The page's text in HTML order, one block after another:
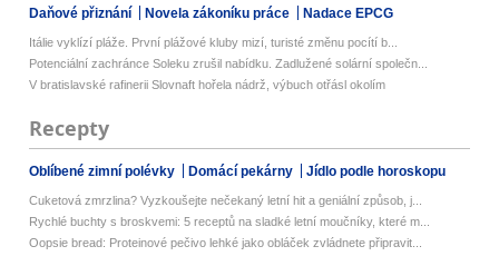
Daňové přiznání Novela zákoníku práce Nadace EPCG
Itálie vyklízí pláže. První plážové kluby mizí, turisté změnu pocítí b...
Potenciální zachránce Soleku zrušil nabídku. Zadlužené solární společn...
V bratislavské rafinerii Slovnaft hořela nádrž, výbuch otřásl okolím
Recepty
Oblíbené zimní polévky Domácí pekárny Jídlo podle horoskopu
Cuketová zmrzlina? Vyzkoušejte nečekaný letní hit a geniální způsob, j...
Rychlé buchty s broskvemi: 5 receptů na sladké letní moučníky, které m...
Oopsie bread: Proteinové pečivo lehké jako obláček zvládnete připravit...